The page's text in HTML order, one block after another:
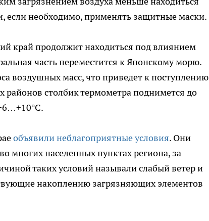
если необходимо, применять защитные маски.
край продолжит находиться под влиянием
часть переместится к Японскому морю.
воздушных масс, что приведет к поступлению
районов столбик термометра поднимется до
объявили неблагоприятные условия. Они
многих населенных пунктах региона, за
таких условий называли слабый ветер и
накоплению загрязняющих элементов